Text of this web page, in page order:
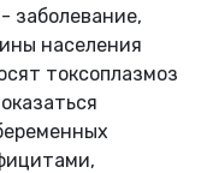
заболевание,
населения
токсоплазмоз